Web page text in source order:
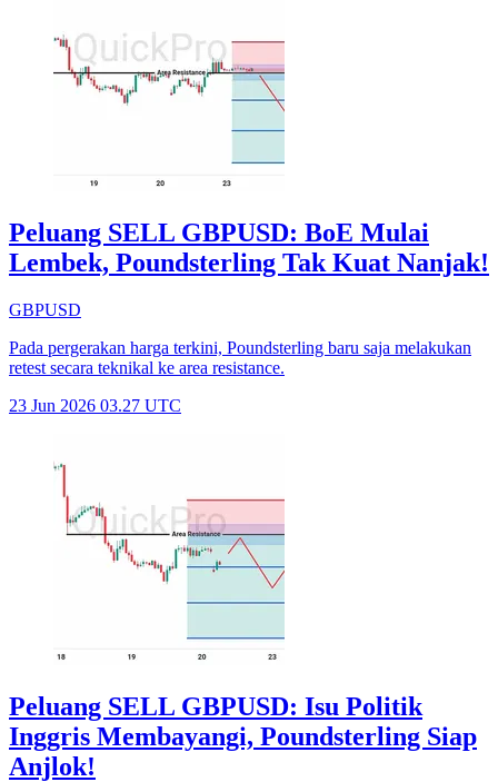
Peluang SELL GBPUSD: BoE Mulai
Lembek, Poundsterling Tak Kuat Nanjak!
GBPUSD
Pada pergerakan harga terkini, Poundsterling baru saja melakukan
retest secara teknikal ke area resistance.
23 Jun 2026 03.27 UTC
Peluang SELL GBPUSD: Isu Politik
Inggris Membayangi, Poundsterling Siap
Anjlok!